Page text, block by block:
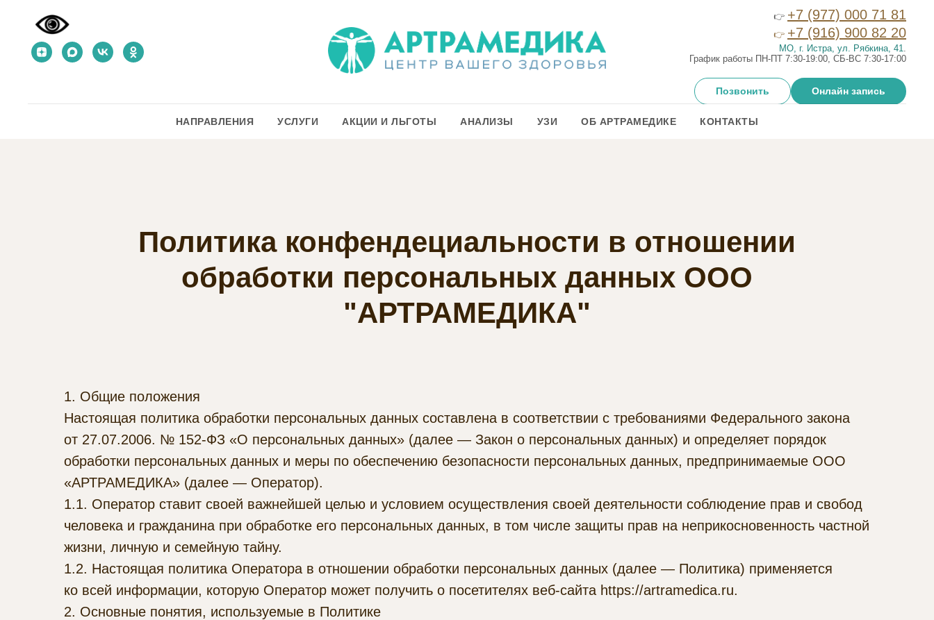
👉 +7 (977) 000 71 81
👉 +7 (916) 900 82 20
МО, г. Истра, ул. Рябкина, 41.
График работы ПН-ПТ 7:30-19:00, СБ-ВС 7:30-17:00
Позвонить Онлайн запись
НАПРАВЛЕНИЯ УСЛУГИ АКЦИИ И ЛЬГОТЫ АНАЛИЗЫ УЗИ ОБ АРТРАМЕДИКЕ КОНТАКТЫ
Политика конфендециальности в отношении
обработки персональных данных ООО
"АРТРАМЕДИКА"
1. Общие положения
Настоящая политика обработки персональных данных составлена в соответствии с требованиями Федерального закона
от 27.07.2006. № 152-ФЗ «О персональных данных» (далее — Закон о персональных данных) и определяет порядок
обработки персональных данных и меры по обеспечению безопасности персональных данных, предпринимаемые ООО
«АРТРАМЕДИКА» (далее — Оператор).
1.1. Оператор ставит своей важнейшей целью и условием осуществления своей деятельности соблюдение прав и свобод
человека и гражданина при обработке его персональных данных, в том числе защиты прав на неприкосновенность частной
жизни, личную и семейную тайну.
1.2. Настоящая политика Оператора в отношении обработки персональных данных (далее — Политика) применяется
ко всей информации, которую Оператор может получить о посетителях веб-сайта https://artramedica.ru.
2. Основные понятия, используемые в Политике